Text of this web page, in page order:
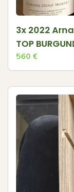
3x 2022
TOP
560 €